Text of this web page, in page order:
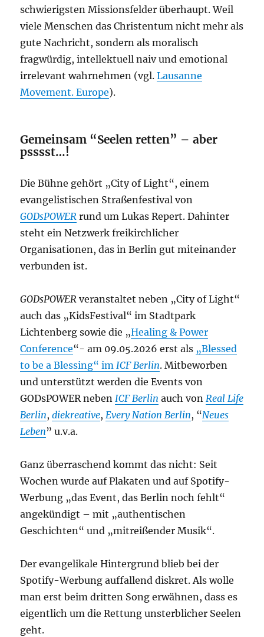
schwierigsten Missionsfelder überhaupt. Weil
viele Menschen das Christentum nicht mehr als
gute Nachricht, sondern als moralisch
fragwürdig, intellektuell naiv und emotional
irrelevant wahrnehmen (vgl.Lausanne
Movement. Europe).
Gemeinsam “Seelen retten” – aber
psssst…!
Die Bühne gehört „City of Light“, einem
evangelistischen Straßenfestival von
GODsPOWER rund um Lukas Repert. Dahinter
steht ein Netzwerk freikirchlicher
Organisationen, das in Berlin gut miteinander
verbunden ist.
GODsPOWERveranstaltet neben „City of Light“
auch das „KidsFestival“ im Stadtpark
Lichtenberg sowie die „Healing & Power
Conference“- am 09.05.2026 erst als „Blessed
to be a Blessing“ imICF Berlin. Mitbeworben
und unterstützt werden die Events von
GODsPOWER nebenICF Berlin auch vonReal Life
Berlin,diekreative,Every Nation Berlin, “Neues
Leben” u.v.a.
Ganz überraschend kommt das nicht: Seit
Wochen wurde auf Plakaten und auf Spotify-
Werbung „das Event, das Berlin noch fehlt“
angekündigt – mit „authentischen
Geschichten“ und „mitreißender Musik“.
Der evangelikale Hintergrund blieb bei der
Spotify-Werbung auffallend diskret. Als wolle
man erst beim dritten Song erwähnen, dass es
eigentlich um die Rettung unsterblicher Seelen
geht.